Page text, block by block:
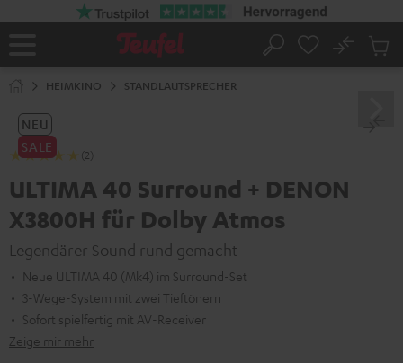
Startseite
Suche
No
HEIMKINO STANDLAUTSPRECHER
NEU
SALE
(2)
ULTIMA 40 Surround + DENON
X3800H für Dolby Atmos
Legendärer Sound rund gemacht
Neue ULTIMA 40 (Mk4) im Surround-Set
3-Wege-System mit zwei Tieftönern
Sofort spielfertig mit AV-Receiver
Zeige mir mehr